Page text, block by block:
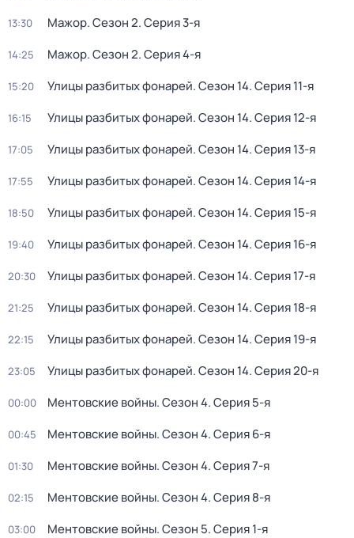
13:30 Мажор. Сезон 2. Серия 3-я
14:25 Мажор. Сезон 2. Серия 4-я
15:20 Улицы разбитых фонарей. Сезон 14. Серия 11-я
16:15 Улицы разбитых фонарей. Сезон 14. Серия 12-я
17:05 Улицы разбитых фонарей. Сезон 14. Серия 13-я
17:55 Улицы разбитых фонарей. Сезон 14. Серия 14-я
18:50 Улицы разбитых фонарей. Сезон 14. Серия 15-я
19:40 Улицы разбитых фонарей. Сезон 14. Серия 16-я
20:30 Улицы разбитых фонарей. Сезон 14. Серия 17-я
21:25 Улицы разбитых фонарей. Сезон 14. Серия 18-я
22:15 Улицы разбитых фонарей. Сезон 14. Серия 19-я
23:05 Улицы разбитых фонарей. Сезон 14. Серия 20-я
00:00 Ментовские войны. Сезон 4. Серия 5-я
00:45 Ментовские войны. Сезон 4. Серия 6-я
01:30 Ментовские войны. Сезон 4. Серия 7-я
02:15 Ментовские войны. Сезон 4. Серия 8-я
03:00 Ментовские войны. Сезон 5. Серия 1-я